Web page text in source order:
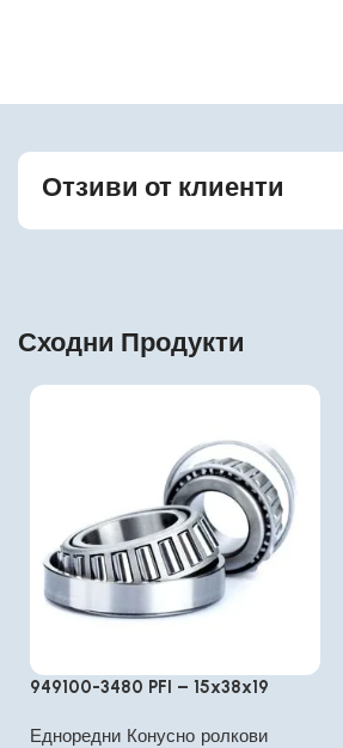
Отзиви от клиенти
Сходни Продукти
949100-3480 PFI – 15x38x19
Едноредни Конусно ролкови